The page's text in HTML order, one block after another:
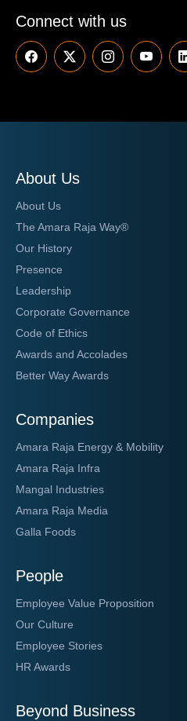
Connect with us
About Us
About Us
The Amara Raja Way®
Our History
Presence
Leadership
Corporate Governance
Code of Ethics
Awards and Accolades
Better Way Awards
Companies
Amara Raja Energy & Mobility
Amara Raja Infra
Mangal Industries
Amara Raja Media
Galla Foods
People
Employee Value Proposition
Our Culture
Employee Stories
HR Awards
Beyond Business